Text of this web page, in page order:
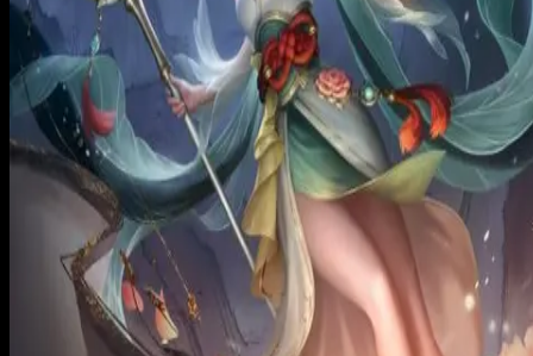
Login